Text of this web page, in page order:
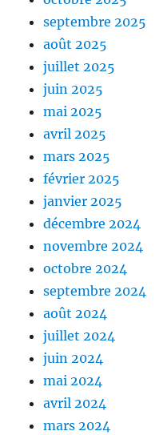
septembre 2025
août 2025
juillet 2025
juin 2025
mai 2025
avril 2025
mars 2025
février 2025
janvier 2025
décembre 2024
novembre 2024
octobre 2024
septembre 2024
août 2024
juillet 2024
juin 2024
mai 2024
avril 2024
mars 2024